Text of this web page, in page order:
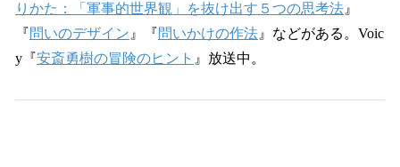
りかた：「軍事的世界観」を抜け出す５つの思考法』
『 問いのデザイン』『 問いかけの作法』などがある。Voic
y『 安斎勇樹の冒険のヒント 』放送中。